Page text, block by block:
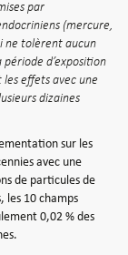
par
(mercure,
ne tolèrent aucun
d’exposition
effets avec une
dizaines
sur les
avec une
de particules de
les 10 champs
0,02 % des